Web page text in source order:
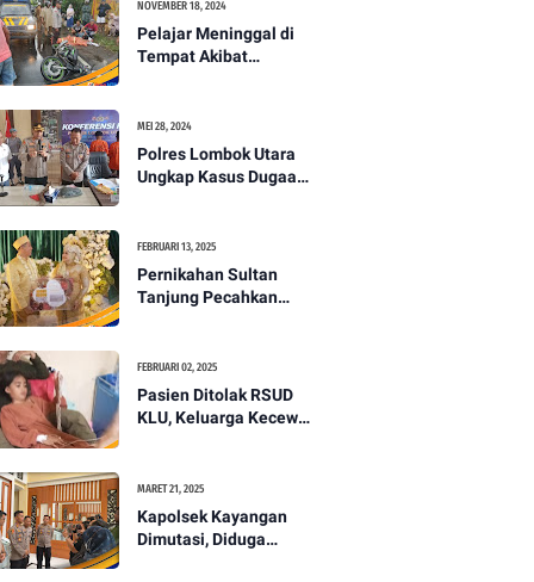
NOVEMBER 18, 2024
Pelajar Meninggal di
Tempat Akibat
Utara -PENANTB
MEI 28, 2024
Polres Lombok Utara
Ungkap Kasus Dugaan
Gantung Diri
FEBRUARI 13, 2025
Pernikahan Sultan
Tanjung Pecahkan
PENANTB
FEBRUARI 02, 2025
Pasien Ditolak RSUD
KLU, Keluarga Kecewa
MARET 21, 2025
Kapolsek Kayangan
Dimutasi, Diduga